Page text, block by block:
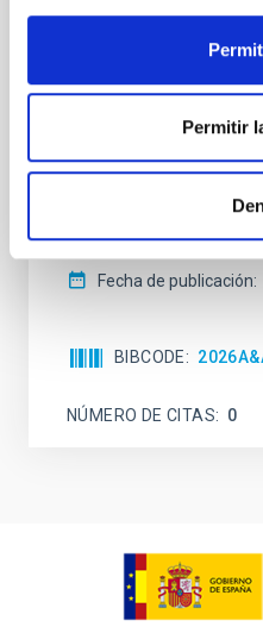
Permitir
Context. The CarbON
ReionisaTiOn epoch
spectrometer based on
inductance detector
meter APEX telescope in
Lundgren, A. et al.
Fecha de publicación:
BIBCODE
NÚMERO DE CITAS 0